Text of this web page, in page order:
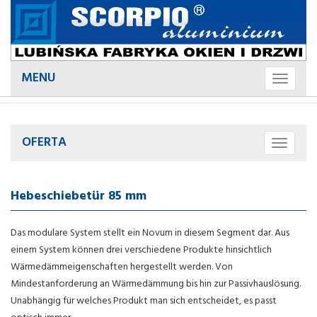
MENU
Toggle
Menu
OFERTA
Toggle
Menu
Hebeschiebetür 85 mm
Das modulare System stellt ein Novum in diesem Segment dar. Aus
einem System können drei verschiedene Produkte hinsichtlich
Wärmedämmeigenschaften hergestellt werden. Von
Mindestanforderung an Wärmedämmung bis hin zur Passivhauslösung.
Unabhängig für welches Produkt man sich entscheidet, es passt